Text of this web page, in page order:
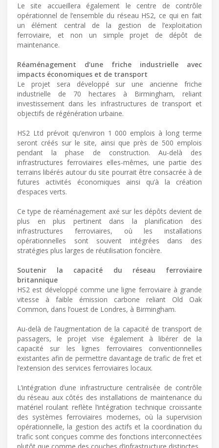
Le site accueillera également le centre de contrôle
opérationnel de l’ensemble du réseau HS2, ce qui en fait
un élément central de la gestion de l’exploitation
ferroviaire, et non un simple projet de dépôt de
maintenance.
Réaménagement d’une friche industrielle avec
impacts économiques et de transport
Le projet sera développé sur une ancienne friche
industrielle de 70 hectares à Birmingham, reliant
investissement dans les infrastructures de transport et
objectifs de régénération urbaine.
HS2 Ltd prévoit qu’environ 1 000 emplois à long terme
seront créés sur le site, ainsi que près de 500 emplois
pendant la phase de construction. Au-delà des
infrastructures ferroviaires elles-mêmes, une partie des
terrains libérés autour du site pourrait être consacrée à de
futures activités économiques ainsi qu’à la création
d’espaces verts.
Ce type de réaménagement axé sur les dépôts devient de
plus en plus pertinent dans la planification des
infrastructures ferroviaires, où les installations
opérationnelles sont souvent intégrées dans des
stratégies plus larges de réutilisation foncière.
Soutenir la capacité du réseau ferroviaire
britannique
HS2 est développé comme une ligne ferroviaire à grande
vitesse à faible émission carbone reliant Old Oak
Common, dans l’ouest de Londres, à Birmingham.
Au-delà de l’augmentation de la capacité de transport de
passagers, le projet vise également à libérer de la
capacité sur les lignes ferroviaires conventionnelles
existantes afin de permettre davantage de trafic de fret et
l’extension des services ferroviaires locaux.
L’intégration d’une infrastructure centralisée de contrôle
du réseau aux côtés des installations de maintenance du
matériel roulant reflète l’intégration technique croissante
des systèmes ferroviaires modernes, où la supervision
opérationnelle, la gestion des actifs et la coordination du
trafic sont conçues comme des fonctions interconnectées
plutôt que comme des couches d’infrastructure distinctes.